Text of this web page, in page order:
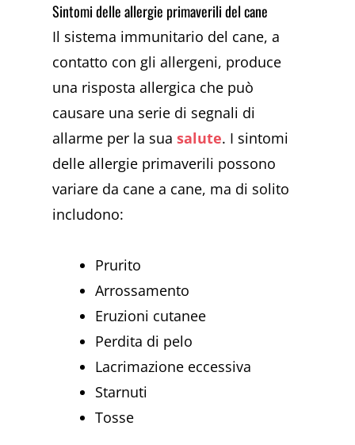
Sintomi delle allergie primaverili del cane
Il sistema immunitario del cane, a
contatto con gli allergeni, produce
una risposta allergica che può
causare una serie di segnali di
allarme per la suasalute. I sintomi
delle allergie primaverili possono
variare da cane a cane, ma di solito
includono:
Prurito
Arrossamento
Eruzioni cutanee
Perdita di pelo
Lacrimazione eccessiva
Starnuti
Tosse